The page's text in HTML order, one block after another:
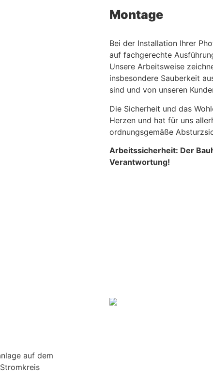
Montage
Bei der Installation Ihrer
auf fachgerechte
Unsere Arbeitsweise
insbesondere Sauberkeit
sind und von unseren
Die Sicherheit und das
Herzen und hat für uns
ordnungsgemäße
Arbeitssicherheit: Der
Verantwortung!
auf dem